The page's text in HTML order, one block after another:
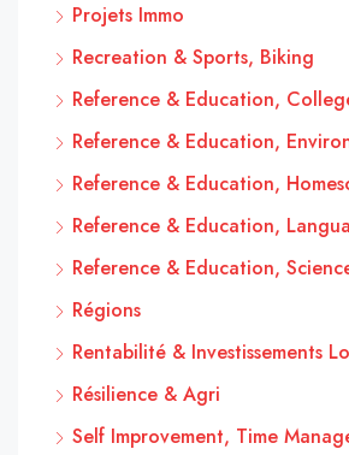
Projets Immo
Recreation & Sports, Biking
Reference & Education,
Reference & Education,
Reference & Education,
Reference & Education,
Reference & Education,
Régions
Rentabilité & Investissements
Résilience & Agri
Self Improvement, Time